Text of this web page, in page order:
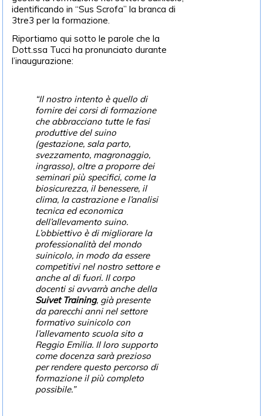
identificando in “Sus Scrofa” la branca di
3tre3 per la formazione.
Riportiamo qui sotto le parole che la
Dott.ssa Tucci ha pronunciato durante
l’inaugurazione:
“Il nostro intento è quello di
fornire dei corsi di formazione
che abbracciano tutte le fasi
produttive del suino
(gestazione, sala parto,
svezzamento, magronaggio,
ingrasso), oltre a proporre dei
seminari più specifici, come la
biosicurezza, il benessere, il
clima, la castrazione e l’analisi
tecnica ed economica
dell’allevamento suino.
L’obbiettivo è di migliorare la
professionalità del mondo
suinicolo, in modo da essere
competitivi nel nostro settore e
anche al di fuori. Il corpo
docenti si avvarrà anche della
Suivet Training, già presente
da parecchi anni nel settore
formativo suinicolo con
l’allevamento scuola sito a
Reggio Emilia. Il loro supporto
come docenza sarà prezioso
per rendere questo percorso di
formazione il più completo
possibile.”